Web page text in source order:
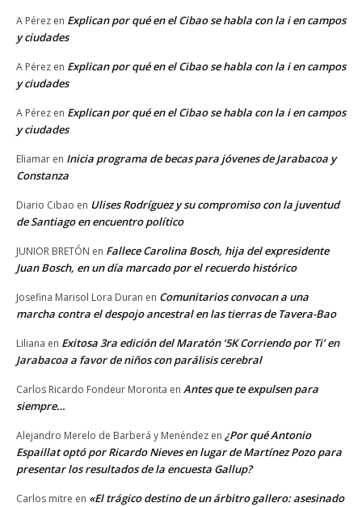
A Pérez en Explican por qué en el Cibao se habla con la i en campos
y ciudades
A Pérez en Explican por qué en el Cibao se habla con la i en campos
y ciudades
A Pérez en Explican por qué en el Cibao se habla con la i en campos
y ciudades
Eliamar en Inicia programa de becas para jóvenes de Jarabacoa y
Constanza
Diario Cibao en Ulises Rodríguez y su compromiso con la juventud
de Santiago en encuentro político
JUNIOR BRETÓN en Fallece Carolina Bosch, hija del expresidente
Juan Bosch, en un día marcado por el recuerdo histórico
Josefina Marisol Lora Duran en Comunitarios convocan a una
marcha contra el despojo ancestral en las tierras de Tavera-Bao
Liliana en Exitosa 3ra edición del Maratón ‘5K Corriendo por Ti’ en
Jarabacoa a favor de niños con parálisis cerebral
Carlos Ricardo Fondeur Moronta en Antes que te expulsen para
siempre…
Alejandro Merelo de Barberá y Menéndez en ¿Por qué Antonio
Espaillat optó por Ricardo Nieves en lugar de Martínez Pozo para
presentar los resultados de la encuesta Gallup?
Carlos mitre en «El trágico destino de un árbitro gallero: asesinado